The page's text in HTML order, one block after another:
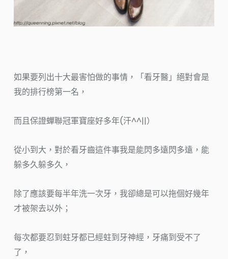
如果要列出十大最害怕做的事情，「看牙醫」絕對會是
我的排行榜第一名，
而且保證蟬聯冠軍寶座好多年(汗^^||）
從小到大，對於看牙齒這件事我是能閃多遠閃多遠，能
躲多久躲多久，
除了應該要每半年洗一次牙，我卻總是可以拖個好幾年
才被架去以外；
每次都要忍到蛀牙都已經蛀到牙神經，牙痛到受不了
了，